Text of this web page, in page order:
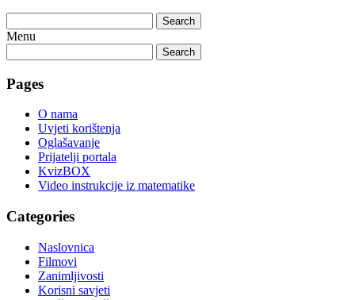
Search
Menu
Search
Pages
O nama
Uvjeti korištenja
Oglašavanje
Prijatelji portala
KvizBOX
Video instrukcije iz matematike
Categories
Naslovnica
Filmovi
Zanimljivosti
Korisni savjeti